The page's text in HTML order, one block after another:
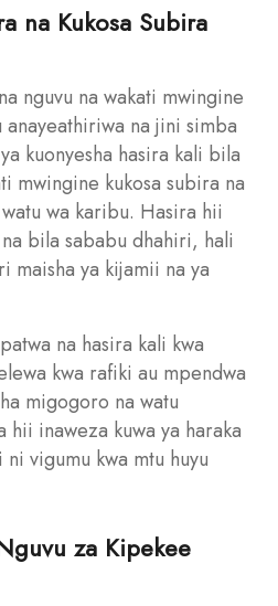
na Kukosa Subira
nguvu na wakati mwingine
na jini simba
kuonyesha hasira kali bila
mwingine kukosa subira na
wa karibu. Hasira hii
bila sababu dhahiri, hali
maisha ya kijamii na ya
na hasira kali kwa
kwa rafiki au mpendwa
migogoro na watu
hii inaweza kuwa ya haraka
vigumu kwa mtu huyu
za Kipekee